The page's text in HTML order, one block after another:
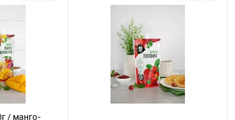
/ манго-